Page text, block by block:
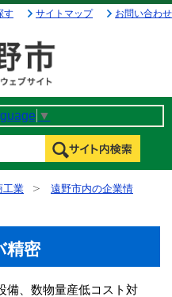
す サイトマップ お問い合わせ
▼
工業
遠野市内の企業情
精密
備、数物量産低コスト対